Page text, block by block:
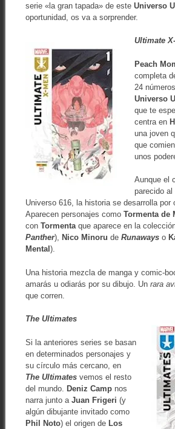
serie «la gran tapada» de este Universo
oportunidad, os va a sorprender.
Ultimate
Peach
completa
24
Universo
que te
centra en
una joven
que
unos
Aunque el
parecido al
Universo 616, la historia se desarrolla por
Aparecen personajes como Tormenta de
con Tormentaque aparece en la
Panther), Nico Minoru de Runawayso
Mental ).
Una historia mezcla de manga y comic-
amarás u odiarás por su dibujo. Un rara
que corren.
The Ultimates
Si la anteriores series se basan
en determinados personajes y
su círculo más cercano, en
The Ultimatesvemos el resto
del mundo. Deniz Campnos
narra junto a Juan Frigeri (y
algún dibujante invitado como
Phil Noto) el origen deLos